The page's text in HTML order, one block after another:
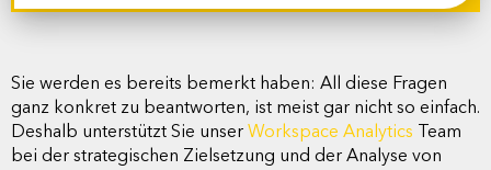
Sie werden es bereits bemerkt haben: All diese Fragen
ganz konkret zu beantworten, ist meist gar nicht so einfach.
Deshalb unterstützt Sie unser Workspace Analytics Team
bei der strategischen Zielsetzung und der Analyse von